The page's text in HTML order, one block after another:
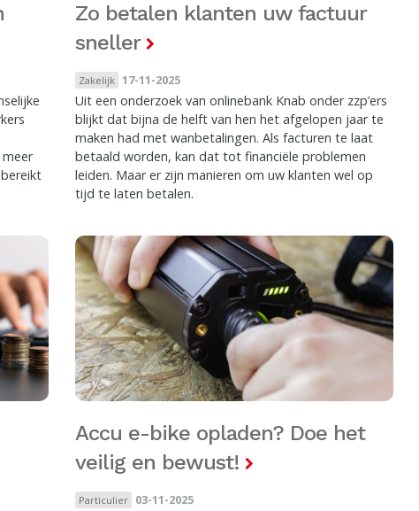
Zo betalen klanten uw factuur
sneller
Zakelijk 17-11-2025
Uit een onderzoek van onlinebank Knab onder zzp’ers
blijkt dat bijna de helft van hen het afgelopen jaar te
maken had met wanbetalingen. Als facturen te laat
betaald worden, kan dat tot financiële problemen
leiden. Maar er zijn manieren om uw klanten wel op
tijd te laten betalen.
Accu e-bike opladen? Doe het
veilig en bewust!
Particulier 03-11-2025